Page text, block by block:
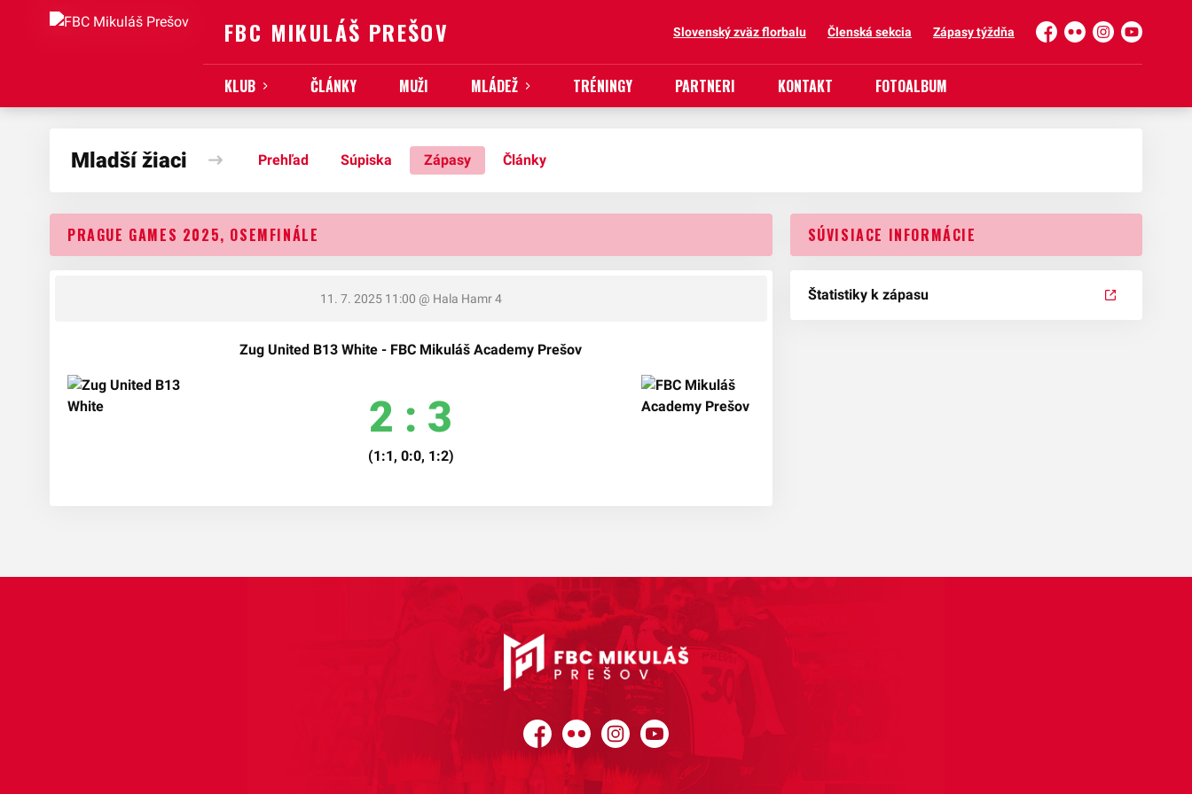
FBC MIKULÁŠ PREŠOV Slovenský zväz florbalu Členská sekcia Zápasy týždňa
Facebook
FlickrInstagramYouTube
KLUB ČLÁNKY MUŽI MLÁDEŽ TRÉNINGY PARTNERI KONTAKT FOTOALBUM
Mladší žiaci Prehľad Súpiska Zápasy Články
PRAGUE GAMES 2025, OSEMFINÁLE
11. 7. 2025 11:00 @ Hala Hamr 4
Zug United B13 White - FBC Mikuláš Academy Prešov
2 : 3
(1:1, 0:0, 1:2)
SÚVISIACE INFORMÁCIE
Štatistiky k zápasu
Facebook
Flickr InstagramYouTube